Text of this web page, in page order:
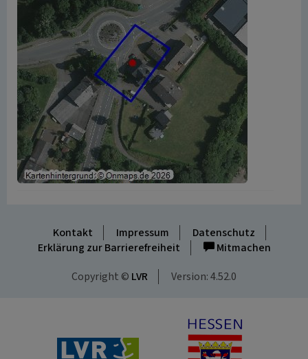
Kontakt Impressum
Datenschutz
Erklärung zur Barrierefreiheit
Mitmachen
Copyright © LVR Version: 4.52.0